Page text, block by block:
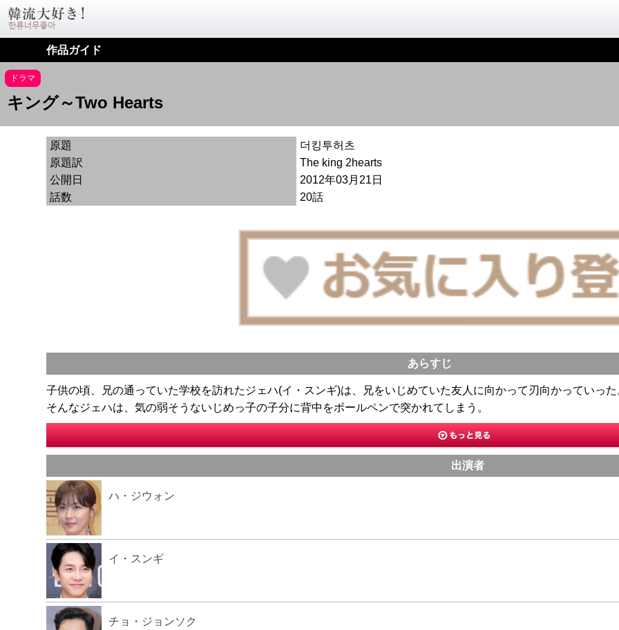
作品ガイド
ドラマ
キング～Two Hearts
原題
더킹투허츠
原題訳
The king 2hearts
公開日
2012年03月21日
話数
20話
あらすじ
子供の頃、兄の通っていた学校を訪れたジェハ(イ・スンギ)は、兄をいじめていた友人に向かって刃向かっていっ
そんなジェハは、気の弱そうないじめっ子の子分に背中をボールペンで突かれてしまう。
出演者
ハ・ジウォン
イ・スンギ
チョ・ジョンソク